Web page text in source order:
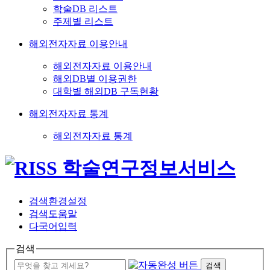
학술DB 리스트
주제별 리스트
해외전자자료 이용안내
해외전자자료 이용안내
해외DB별 이용권한
대학별 해외DB 구독현황
해외전자자료 통계
해외전자자료 통계
검색환경설정
검색도움말
다국어입력
검색
검색